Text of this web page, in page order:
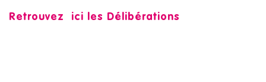
Retrouvez ici les Délibérations